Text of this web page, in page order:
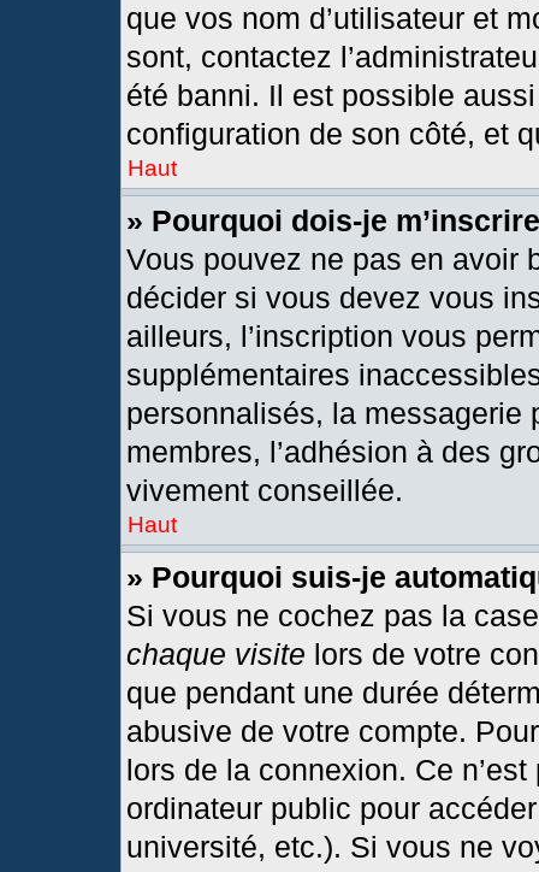
que vos nom d’utilisateur et
sont, contactez
été banni. Il est possible
configuration de son côté, et
Haut
» Pourquoi dois-je
Vous pouvez ne pas en avoir
décider si vous devez vous
ailleurs, l’inscription vous
supplémentaires
personnalisés, la messagerie
membres, l’adhésion à des
vivement conseillée.
Haut
» Pourquoi suis-je
Si vous ne cochez pas la
chaque visite lors de votre
que pendant une durée
abusive de votre compte.
lors de la connexion. Ce
ordinateur public pour
université, etc.). Si vous ne